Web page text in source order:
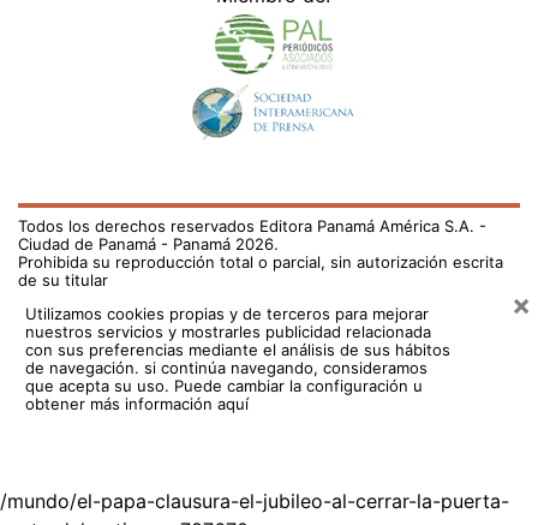
Todos los derechos reservados Editora Panamá América S.A. -
Ciudad de Panamá - Panamá 2026.
Prohibida su reproducción total o parcial, sin autorización escrita
de su titular
Utilizamos cookies propias y de terceros para mejorar
nuestros servicios y mostrarles publicidad relacionada
con sus preferencias mediante el análisis de sus hábitos
de navegación. si continúa navegando, consideramos
que acepta su uso. Puede cambiar la configuración u
obtener más información aquí
×
/mundo/el-papa-clausura-el-jubileo-al-cerrar-la-puerta-